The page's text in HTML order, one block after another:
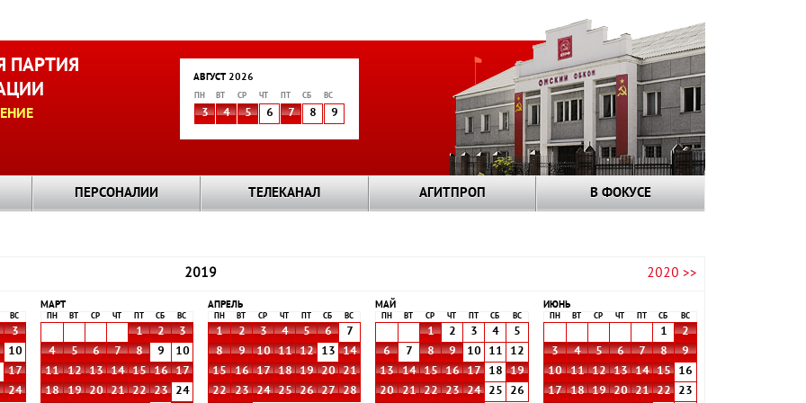
ПАРТИЯ
АВГУСТ 2026
ПН ВТ СР ЧТ СБ ВС
3 4 5 6 7 8 9
ПЕРСОНАЛИИ ТЕЛЕКАНАЛ АГИТПРОП В ФОКУСЕ
2019 2020 >>
ВС
3
10
17
24
МАРТ
ПН ВТ СР ЧТ СБ ВС
1 2
3
4
5 6 7 8 9
10
11
12 13 14 15 16
17
18
19 20 21 22 23
24
АПРЕЛЬ
ПН ВТ СР ЧТ СБ ВС
1 2 3 4 5 6
7
8
9 10 11 12 13
14
15
16 17 18 19 20
21
22
23 24 25 26 27
28
МАЙ
ПН ВТ СР ЧТ СБ ВС
1 2 3 4
5
6
7 8 9 10 11
12
13
14 15 16 17 18
19
20
21 22 23 24 25
26
ИЮНЬ
ПН ВТ СР ЧТ СБ ВС
1
2
3
4 5 6 7 8
9
10
11 12 13 14 15
16
17
18 19 20 21 22
23